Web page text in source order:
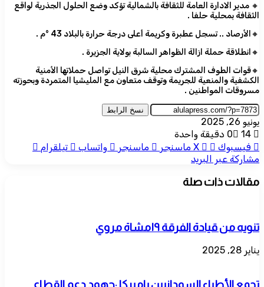
🔸 مدير الادارة العامة للثقافة بالشمالية تؤكد وضع الحلول الجذرية لواقع
الثقافة بمحلية حلفا .
🔸الأرصاد .. تسجل عطبرة وكريمة أعلى درجة حرارة بالبلاد 43 °م .
🔸انطلاقة حملة ازالة الظواهر السالبة بولاية الجزيرة .
🔸قوات الطوف المشترك محلية شرق النيل تواصل حملاتها الأمنية
الكشفية والمنعية للجريمة وتوقف متعاون مع المليشيا المتمردة وبحوزته
مسروقات المواطنين .
نسخ الرابط
يونيو 26, 2025
0
14
دقيقة واحدة
فيسبوك
‫X ماسنجر ماسنجر واتساب
تيلقرام
مشاركة عبر البريد
مقالات ذات صلة
تنويه من قيادة الفرقة ١٩مشاة مروي
يناير 28, 2025
تجمع الأطباء السودانيين باميركا :جهود دعم القطاع